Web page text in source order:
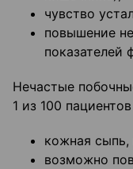
чувство
повышение
показателей
Нечастые
1 из 100
кожная
возможно